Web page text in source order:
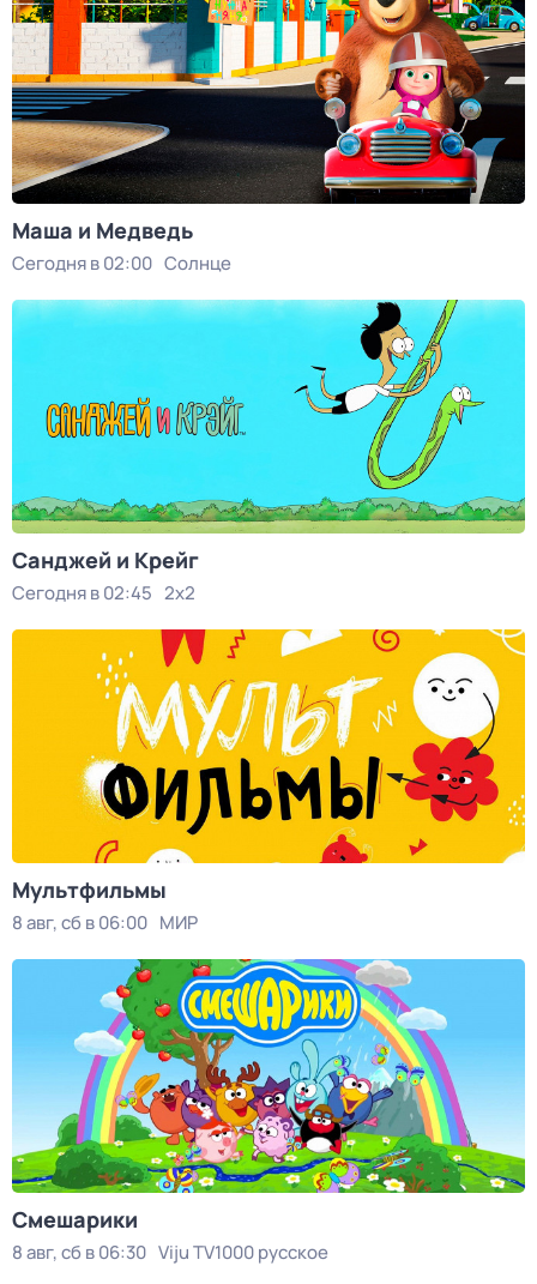
Маша и Медведь
Сегодня в 02:00 Солнце
Санджей и Крейг
Сегодня в 02:45 2x2
Мультфильмы
8 авг, сб в 06:00 МИР
Смешарики
8 авг, сб в 06:30 Viju TV1000 русское